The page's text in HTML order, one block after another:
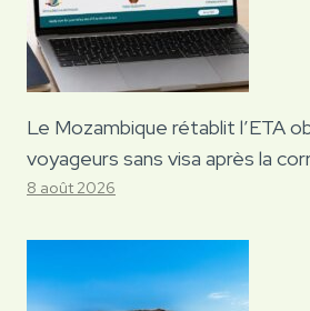
Le Mozambique rétablit l’ETA
voyageurs sans visa après la
8 août 2026